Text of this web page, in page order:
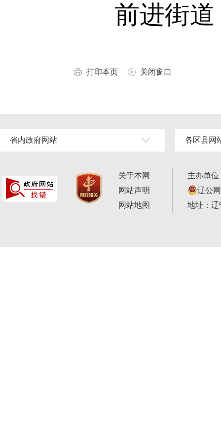
前进街道
打印本页 关闭窗口
省内政府网站 各区县网
关于本网
网站声明
网站地图
主办单
辽公
地址：辽